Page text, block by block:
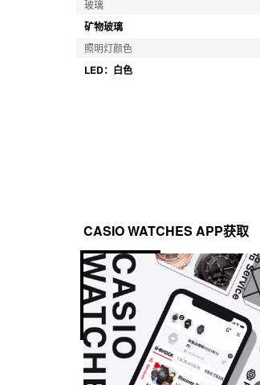
玻璃
矿物玻璃
照明灯颜色
LED：白色
CASIO WATCHES APP获取